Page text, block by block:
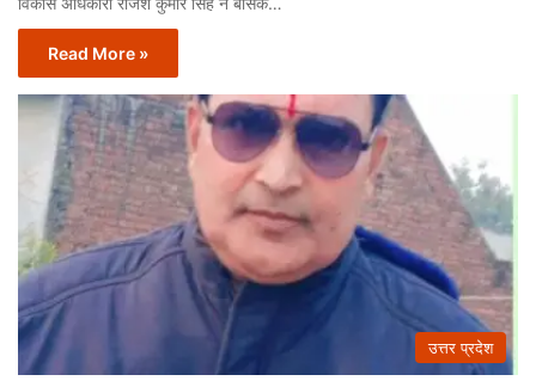
Read More »
उत्तर प्रदेश